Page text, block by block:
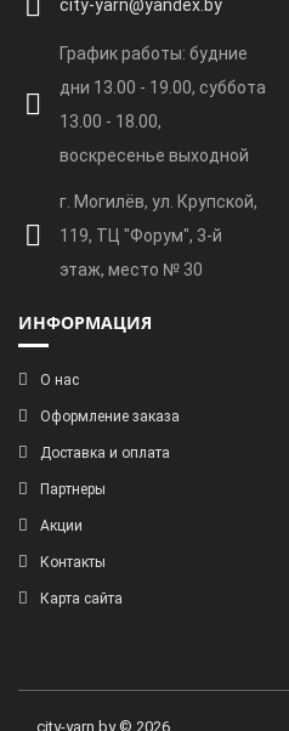
city-yarn@yandex.by
График работы: будние
дни 13.00 - 19.00, суббота
13.00 - 18.00,
воскресенье выходной
г. Могилёв, ул. Крупской,
119, ТЦ "Форум", 3-й
этаж, место № 30
ИНФОРМАЦИЯ
О нас
Оформление заказа
Доставка и оплата
Партнеры
Акции
Контакты
Карта сайта
city-yarn.by © 2026